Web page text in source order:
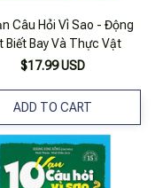
Câu Hỏi Vì Sao - Động
Biết Bay Và Thực Vật
$17.99 USD
ADD TO CART